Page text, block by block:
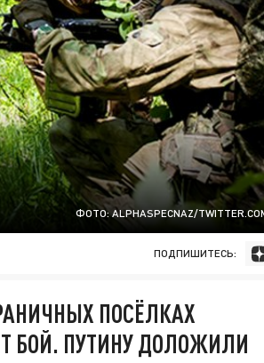
ФОТО: ALPHASPECNAZ/
ПОДПИШИТЕСЬ:
ПОСЁЛКАХ
БОЙ. ПУТИНУ ДОЛОЖИЛИ